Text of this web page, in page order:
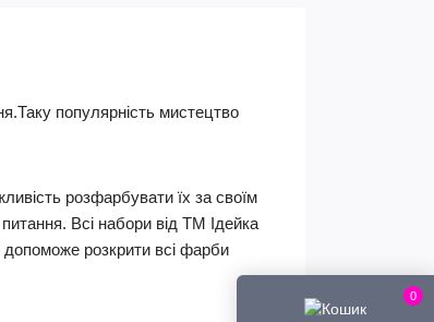
0
популярність мистецтво
розфарбувати їх за своїм
Всі набори від ТМ Ідейка
розкрити всі фарби